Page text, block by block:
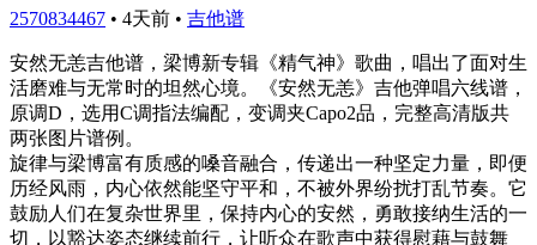
2570834467 • 4天前 • 吉他谱
安然无恙吉他谱，梁博新专辑《精气神》歌曲，唱出了面对生
活磨难与无常时的坦然心境。《安然无恙》吉他弹唱六线谱，
原调D，选用C调指法编配，变调夹Capo2品，完整高清版共
两张图片谱例。
旋律与梁博富有质感的嗓音融合，传递出一种坚定力量，即便
历经风雨，内心依然能坚守平和，不被外界纷扰打乱节奏。它
鼓励人们在复杂世界里，保持内心的安然，勇敢接纳生活的一
切，以豁达姿态继续前行，让听众在歌声中获得慰藉与鼓舞